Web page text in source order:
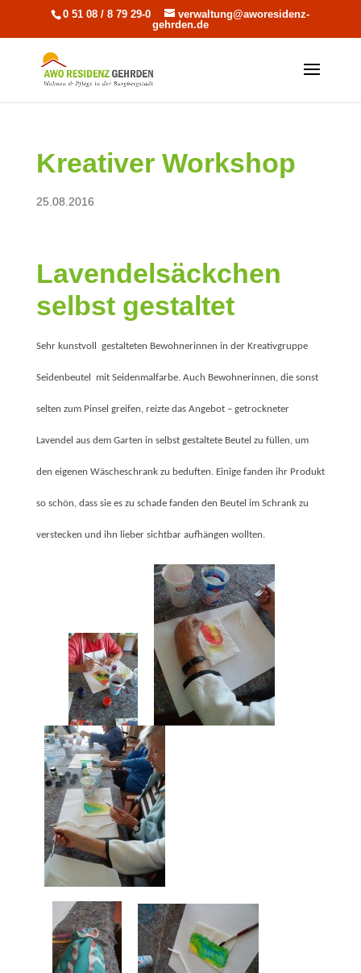
0 51 08 / 8 79 29-0
verwaltung@aworesidenz-
gehrden.de
Kreativer Workshop
25.08.2016
Lavendelsäckchen
selbst gestaltet
Sehr kunstvoll gestalteten Bewohnerinnen in der Kreativgruppe
Seidenbeutel mit Seidenmalfarbe. Auch Bewohnerinnen, die sonst
selten zum Pinsel greifen, reizte das Angebot – getrockneter
Lavendel aus dem Garten in selbst gestaltete Beutel zu füllen, um
den eigenen Wäscheschrank zu beduften. Einige fanden ihr Produkt
so schön, dass sie es zu schade fanden den Beutel im Schrank zu
verstecken und ihn lieber sichtbar aufhängen wollten.